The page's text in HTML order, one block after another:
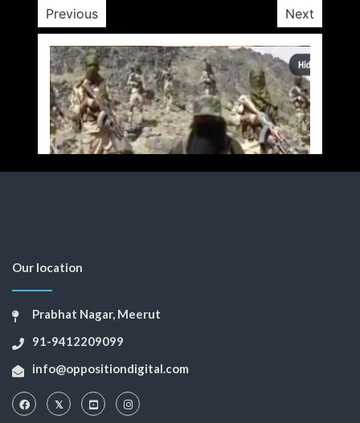
Previous Next
Our location
Prabhat Nagar, Meerut
91-9412209099
info@oppositiondigital.com